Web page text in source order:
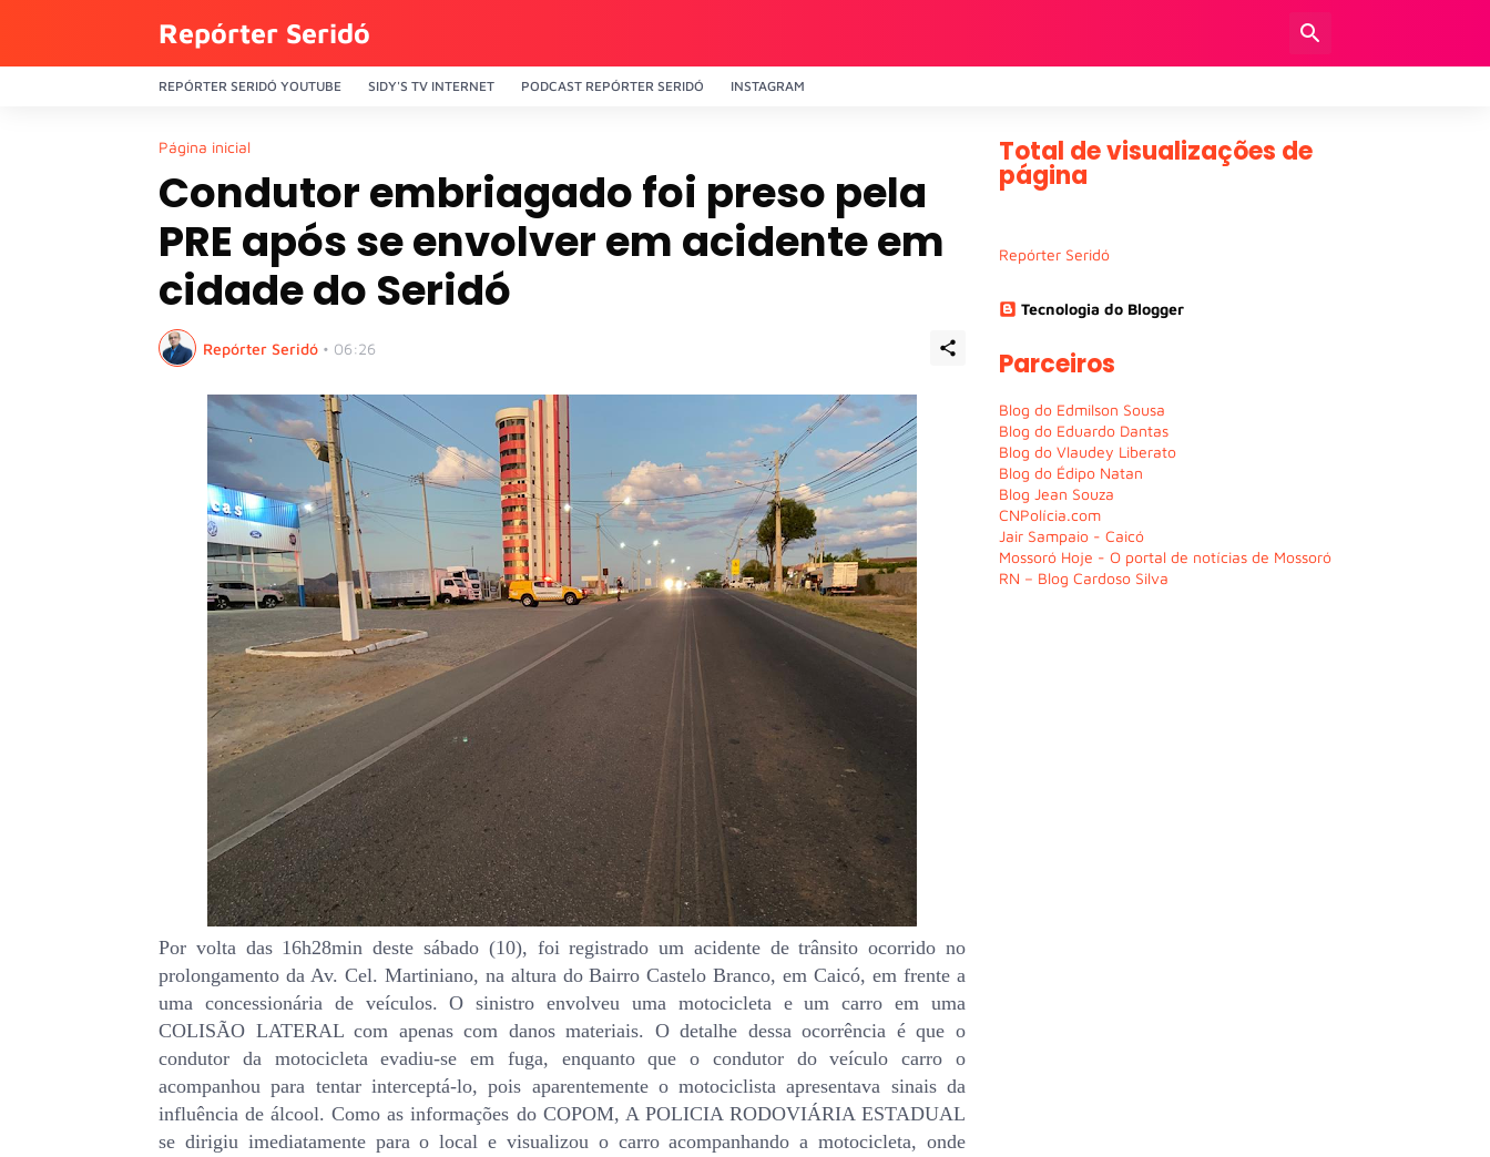
Repórter Seridó
REPÓRTER SERIDÓ YOUTUBE SIDY'S TV INTERNET PODCAST REPÓRTER SERIDÓ INSTAGRAM
Página inicial
Condutor embriagado foi preso pela
PRE após se envolver em acidente em
cidade do Seridó
Repórter Seridó • 06:26
Por volta das 16h28min deste sábado (10), foi registrado um acidente de trânsito ocorrido no
prolongamento da Av. Cel. Martiniano, na altura do Bairro Castelo Branco, em Caicó, em frente a
uma concessionária de veículos. O sinistro envolveu uma motocicleta e um carro em uma
COLISÃO LATERAL com apenas com danos materiais. O detalhe dessa ocorrência é que o
condutor da motocicleta evadiu-se em fuga, enquanto que o condutor do veículo carro o
acompanhou para tentar interceptá-lo, pois aparentemente o motociclista apresentava sinais da
influência de álcool. Como as informações do COPOM, A POLICIA RODOVIÁRIA ESTADUAL
se dirigiu imediatamente para o local e visualizou o carro acompanhando a motocicleta, onde
Total de visualizações de
página
Repórter Seridó
Tecnologia do Blogger
Parceiros
Blog do Edmilson Sousa
Blog do Eduardo Dantas
Blog do Vlaudey Liberato
Blog do Édipo Natan
Blog Jean Souza
CNPolícia.com
Jair Sampaio - Caicó
Mossoró Hoje - O portal de notícias de Mossoró
RN – Blog Cardoso Silva